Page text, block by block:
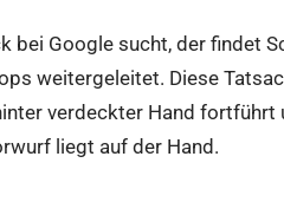
bei Google sucht, der findet
weitergeleitet. Diese
verdeckter Hand fortführt
liegt auf der Hand.